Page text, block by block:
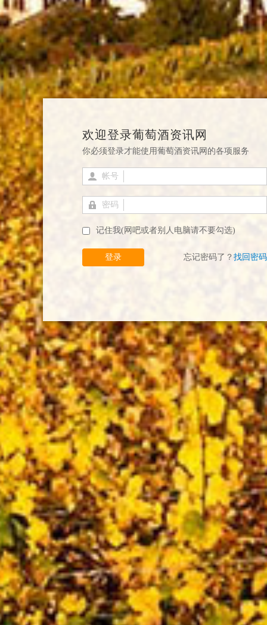
欢迎登录葡萄酒资讯网
你必须登录才能使用葡萄酒资讯网的各项服务
帐号
密码
记住我(网吧或者别人电脑请不要勾选)
登录 忘记密码了？ 找回密码